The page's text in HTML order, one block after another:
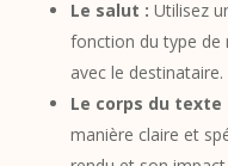
Le salut : Utilisez
fonction du type de
avec le destinataire.
Le corps du texte
manière claire et